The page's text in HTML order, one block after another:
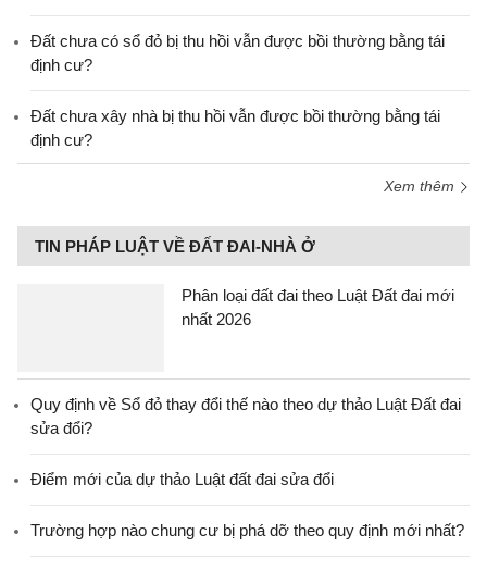
Đất chưa có sổ đỏ bị thu hồi vẫn được bồi thường bằng tái
định cư?
Đất chưa xây nhà bị thu hồi vẫn được bồi thường bằng tái
định cư?
Xem thêm
TIN PHÁP LUẬT VỀ ĐẤT ĐAI-NHÀ Ở
Phân loại đất đai theo Luật Đất đai mới
nhất 2026
Quy định về Sổ đỏ thay đổi thế nào theo dự thảo Luật Đất đai
sửa đổi?
Điểm mới của dự thảo Luật đất đai sửa đổi
Trường hợp nào chung cư bị phá dỡ theo quy định mới nhất?